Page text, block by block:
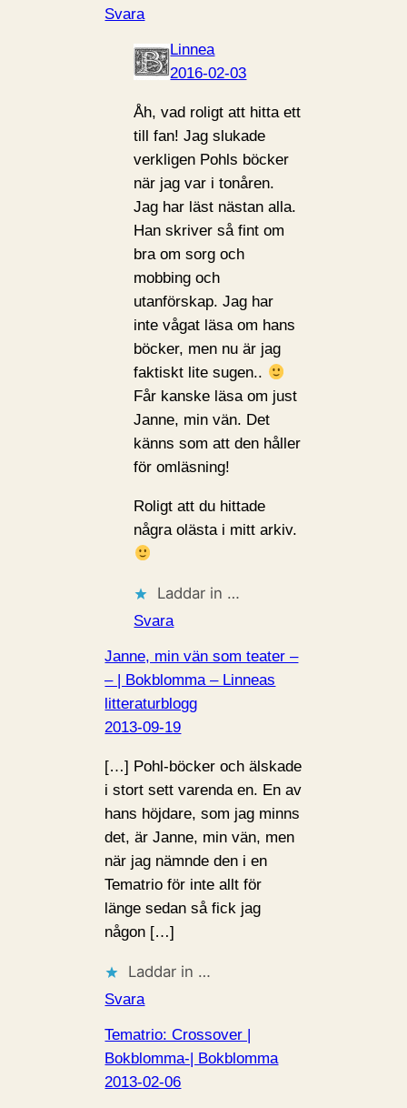
Svara
Linnea
2016-02-03
Åh, vad roligt att hitta ett
till fan! Jag slukade
verkligen Pohls böcker
när jag var i tonåren.
Jag har läst nästan alla.
Han skriver så fint om
bra om sorg och
mobbing och
utanförskap. Jag har
inte vågat läsa om hans
böcker, men nu är jag
faktiskt lite sugen..
Får kanske läsa om just
Janne, min vän. Det
känns som att den håller
för omläsning!
Roligt att du hittade
några olästa i mitt arkiv.
Laddar in …
Svara
Janne, min vän som teater –
– | Bokblomma – Linneas
litteraturblogg
2013-09-19
[…] Pohl-böcker och älskade
i stort sett varenda en. En av
hans höjdare, som jag minns
det, är Janne, min vän, men
när jag nämnde den i en
Tematrio för inte allt för
länge sedan så fick jag
någon […]
Laddar in …
Svara
Tematrio: Crossover |
Bokblomma-| Bokblomma
2013-02-06